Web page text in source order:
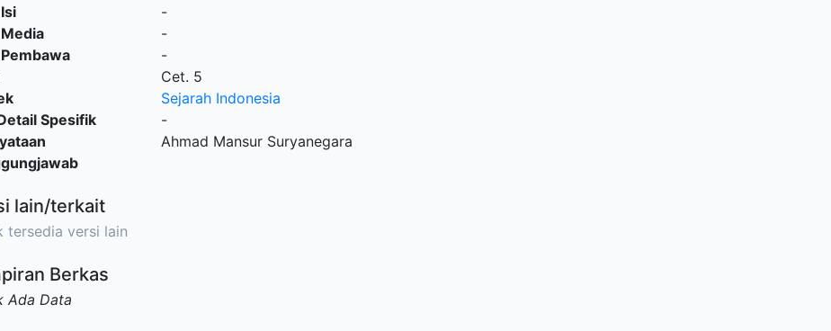
-
-
-
Cet. 5
Sejarah Indonesia
Spesifik
-
Ahmad Mansur Suryanegara
lain/terkait
tersedia versi lain
Berkas
Ada Data